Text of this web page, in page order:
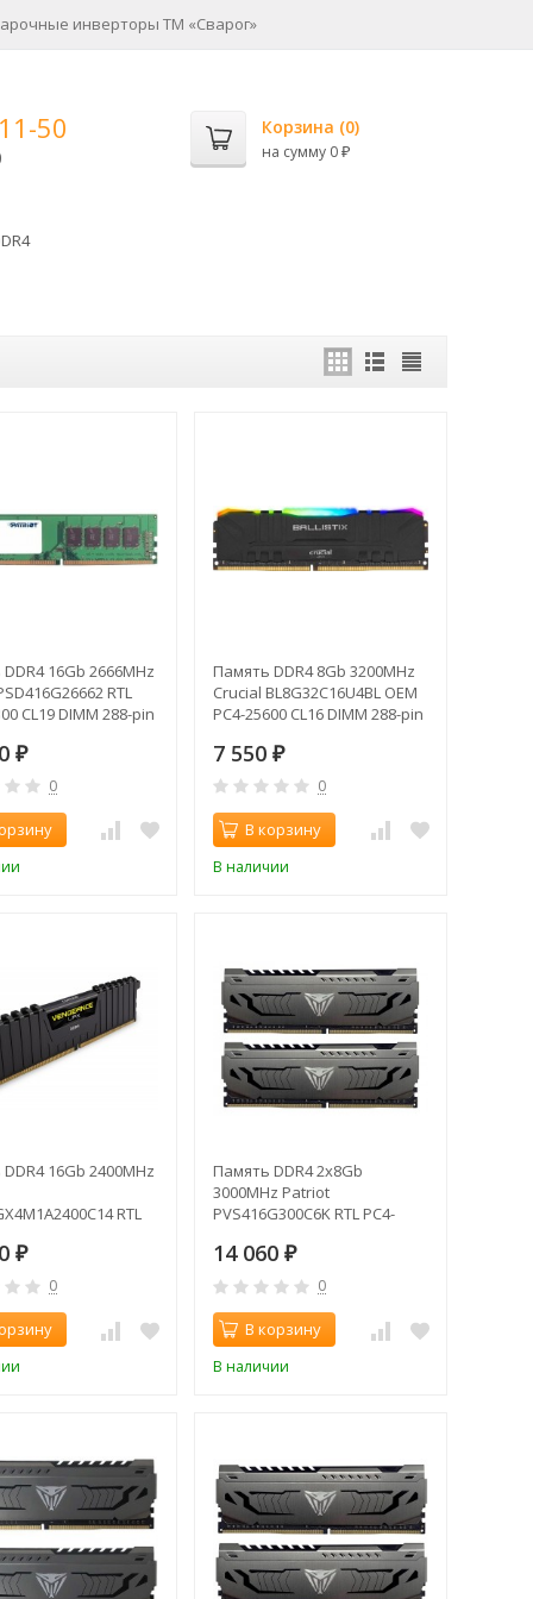
инверторы ТМ «Сварог»
50 Корзина (0)
на сумму 0 ₽
16Gb 2666MHz
RTL
CL19 DIMM 288-pin
₽
0
Память DDR4 8Gb 3200MHz
Crucial BL8G32C16U4BL OEM
PC4-25600 CL16 DIMM 288-pin
7 550₽
0
В корзину
В наличии
16Gb 2400MHz
RTL
₽
0
Память DDR4 2x8Gb
3000MHz Patriot
PVS416G300C6K RTL PC4-
1.35В dual rank
14 060₽
0
В корзину
В наличии